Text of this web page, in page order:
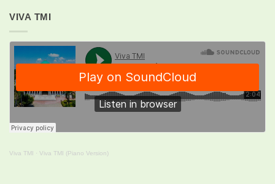
VIVA TMI
Viva TMI · Viva TMI (Piano Version)